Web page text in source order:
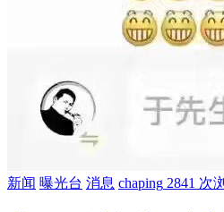
新闻 曝光台 消息 chaping 2841 次